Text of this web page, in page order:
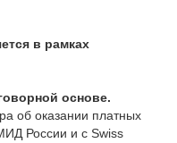
в рамках
основе.
об оказании платных
России и с Swiss